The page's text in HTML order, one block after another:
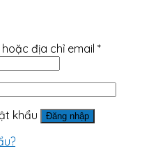
địa chỉ email *
khẩu
Đăng nhập